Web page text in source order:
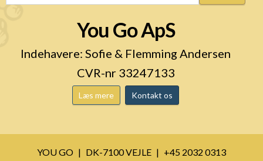
You Go ApS
Indehavere: Sofie & Flemming Andersen
CVR-nr 33247133
Læs mere Kontakt os
YOU GO DK-7100 VEJLE
+45 2032 0313